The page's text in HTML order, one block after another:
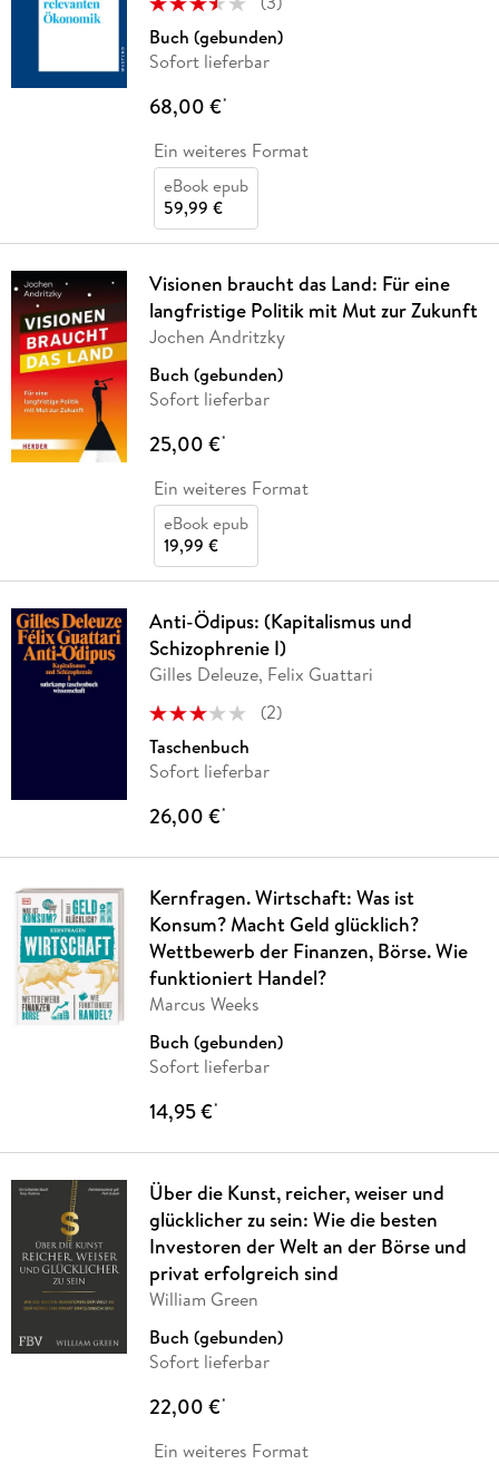
Buch (gebunden)
Sofort lieferbar
68,00 €*
Ein weiteres Format
eBook epub
59,99 €
Visionen braucht das Land: Für eine
langfristige Politik mit Mut zur Zukunft
Jochen Andritzky
Buch (gebunden)
Sofort lieferbar
25,00 €*
Ein weiteres Format
eBook epub
19,99 €
Anti-Ödipus: (Kapitalismus und
Schizophrenie I)
Gilles Deleuze, Felix Guattari
(2)
Taschenbuch
Sofort lieferbar
26,00 €*
Kernfragen. Wirtschaft: Was ist
Konsum? Macht Geld glücklich?
Wettbewerb der Finanzen, Börse. Wie
funktioniert Handel?
Marcus Weeks
Buch (gebunden)
Sofort lieferbar
14,95 €*
Über die Kunst, reicher, weiser und
glücklicher zu sein: Wie die besten
Investoren der Welt an der Börse und
privat erfolgreich sind
William Green
Buch (gebunden)
Sofort lieferbar
22,00 €*
Ein weiteres Format